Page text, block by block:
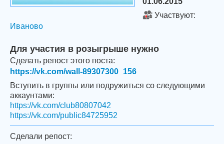
Участвуют:
Иваново
Для участия в розыгрыше нужно
Сделать репост этого поста:
https://vk.com/wall-89307300_156
Вступить в группы или подружиться со следующими
аккаунтами:
https://vk.com/club80807042
https://vk.com/public84725952
Сделали репост: